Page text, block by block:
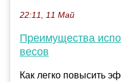
22:11, 11 Май
Преимущества
весов
Как легко повысить